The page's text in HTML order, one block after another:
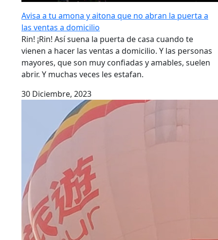
Avisa a tu amona y aitona que no abran la puerta a
las ventas a domicilio
Rin! ¡Rin! Así suena la puerta de casa cuando te
vienen a hacer las ventas a domicilio. Y las personas
mayores, que son muy confiadas y amables, suelen
abrir. Y muchas veces les estafan.
30 Diciembre, 2023